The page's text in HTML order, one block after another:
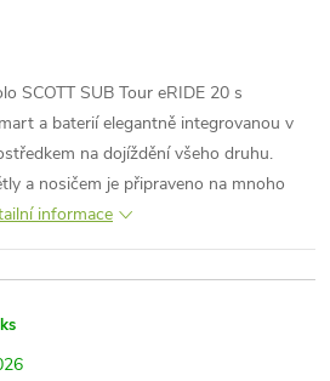
SCOTT SUB Tour eRIDE 20 s
a baterií elegantně integrovanou v
na dojíždění všeho druhu.
a nosičem je připraveno na mnoho
informace